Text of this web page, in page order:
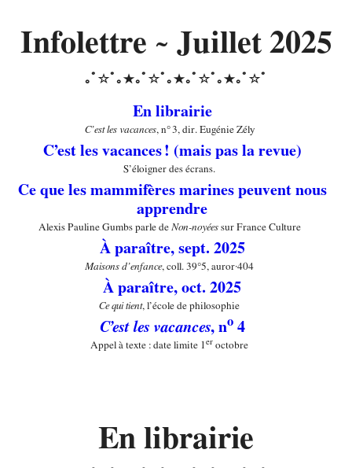
Infolettre ~ Juillet 2025
En librairie
C’est les vacances, n° 3, dir. Eugénie Zély
C’est les vacances ! (mais pas la revue)
S’éloigner des écrans.
Ce que les mammifères marines peuvent nous
apprendre
Alexis Pauline Gumbs parle de Non-noyéessur France Culture
À paraître, sept. 2025
Maisons d’enfance, coll. 39°5, auror·404
À paraître, oct. 2025
Ce qui tient, l’école de philosophie
C’est les vacances, no4
Appel à texte : date limite 1er octobre
En librairie